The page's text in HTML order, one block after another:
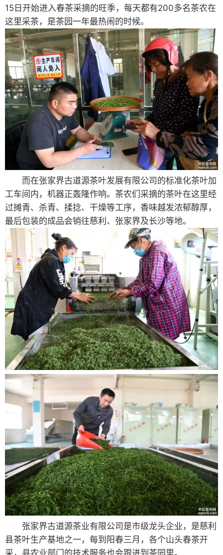
15日开始进入春茶采摘的旺季，每天都有200多名茶农在
这里采茶，是茶园一年最热闹的时候。
而在张家界古道源茶叶发展有限公司的标准化茶叶加
工车间内，机器正轰隆作响。茶农们采摘的茶叶在这里经
过摊青、杀青、揉捻、干燥等工序，香味越发浓郁醇厚，
最后包装的成品会销往慈利、张家界及长沙等地。
张家界古道源茶业有限公司是市级龙头企业，是慈利
县茶叶生产基地之一，每到阳春三月，各个山头春茶开